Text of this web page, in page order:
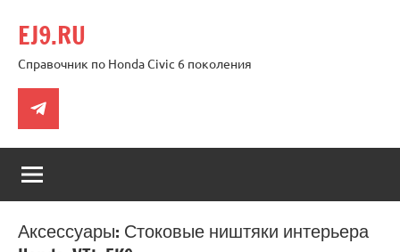
содержимому
EJ9.RU
Справочник по Honda Civic 6 поколения
Telegram
Аксессуары: Стоковые ништяки интерьера